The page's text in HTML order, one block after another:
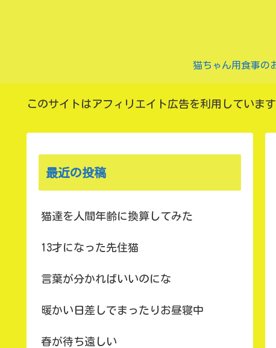
このサイトはアフィリエイト広告を利用しています
最近の投稿
猫達を人間年齢に換算してみた
13才になった先住猫
言葉が分かればいいのにな
暖かい日差しでまったりお昼寝中
春が待ち遠しい